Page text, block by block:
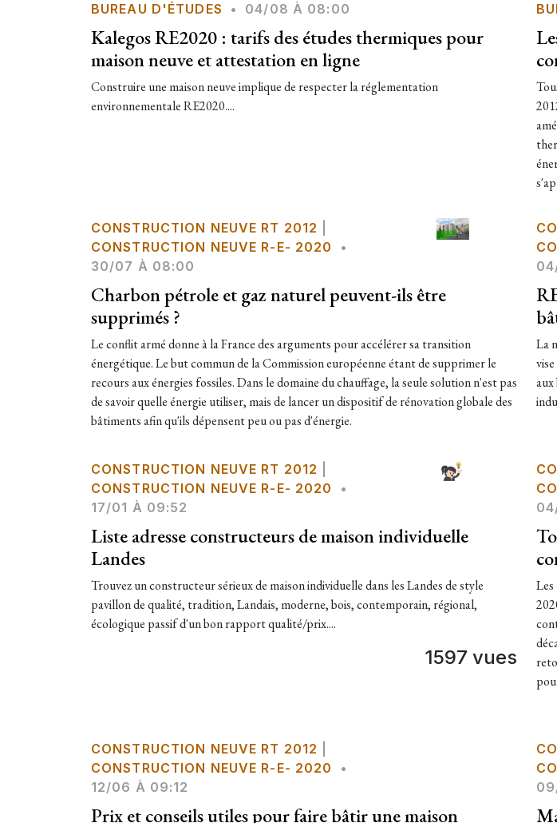
BUREAU D'ÉTUDES
• 04/08 À 08:00
Kalegos RE2020 : tarifs des études thermiques pour
maison neuve et attestation en ligne
Construire une maison neuve implique de respecter la réglementation
environnementale RE2020....
CONSTRUCTION NEUVE RT 2012
CONSTRUCTION NEUVE R-E- 2020
•
30/07 À 08:00
Charbon pétrole et gaz naturel peuvent-ils être
supprimés ?
Le conflit armé donne à la France des arguments pour accélérer sa transition
énergétique. Le but commun de la Commission européenne étant de supprimer le
recours aux énergies fossiles. Dans le domaine du chauffage, la seule solution n'est pas
de savoir quelle énergie utiliser, mais de lancer un dispositif de rénovation globale des
bâtiments afin qu'ils dépensent peu ou pas d'énergie.
La
CONSTRUCTION NEUVE RT 2012
CONSTRUCTION NEUVE R-E- 2020
•
17/01 À 09:52
Liste adresse constructeurs de maison individuelle
Landes
Trouvez un constructeur sérieux de maison individuelle dans les Landes de style
pavillon de qualité, tradition, Landais, moderne, bois, contemporain, régional,
écologique passif d'un bon rapport qualité/prix....
1597 vues
CONSTRUCTION NEUVE RT 2012
CONSTRUCTION NEUVE R-E- 2020
•
12/06 À 09:12
Prix et conseils utiles pour faire bâtir une maison